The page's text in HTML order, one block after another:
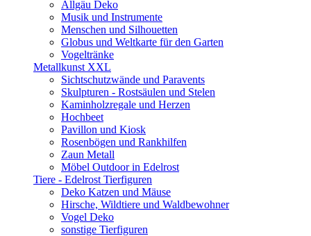
Allgäu Deko
Musik und Instrumente
Menschen und Silhouetten
Globus und Weltkarte für den Garten
Vogeltränke
Metallkunst XXL
Sichtschutzwände und Paravents
Skulpturen - Rostsäulen und Stelen
Kaminholzregale und Herzen
Hochbeet
Pavillon und Kiosk
Rosenbögen und Rankhilfen
Zaun Metall
Möbel Outdoor in Edelrost
Tiere - Edelrost Tierfiguren
Deko Katzen und Mäuse
Hirsche, Wildtiere und Waldbewohner
Vogel Deko
sonstige Tierfiguren